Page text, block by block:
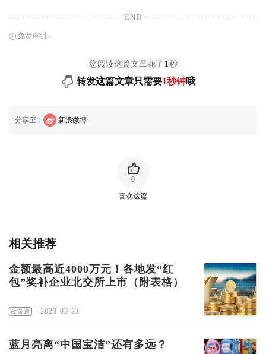
END
免责声明
您阅读这篇文章花了 1 秒
转发这篇文章只需要1秒钟哦
分享至： 新浪微博
喜欢这篇
0
相关推荐
金额最高近4000万元！各地发“红
包”奖补企业北交所上市（附表格）
政策通 · 2023-03-21
蓝月亮离“中国宝洁”还有多远？